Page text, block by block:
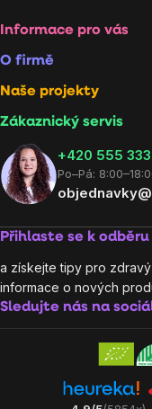
Informace pro vás
O firmě
Naše projekty
Zákaznický servis
‭+420 555
Po–Pá:
Přihlaste se k
a získejte tipy pro
informace o nových
Sledujte nás na